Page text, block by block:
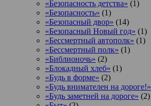
«Безопасность детства» (1)
«Безопасность» (1)
«Безопасный двор» (14)
«Безопасный Новый год» (1)
«Бессмертный автополк» (1)
«Бессмертный полк» (1)
«Библионочь» (2)
«Блокадный хлеб» (1)
«Будь в форме» (2)
«Будь внимателен на дороге!»
«Будь заметней на дороге» (2)